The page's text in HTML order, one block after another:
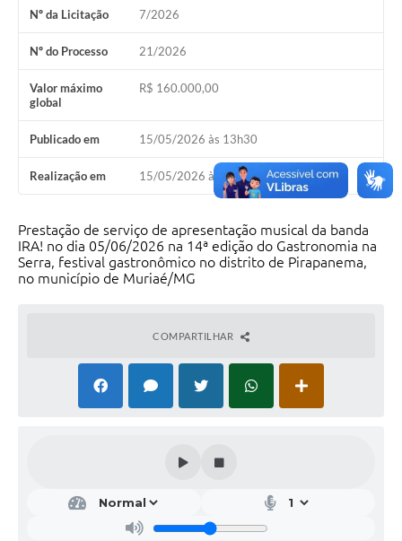
Nº da Licitação 7/2026
Nº do Processo 21/2026
Valor máximo
global
R$ 160.000,00
Publicado em 15/05/2026 às 13h30
Realização em 15/05/2026 às 13h30
Prestação de serviço de apresentação musical da banda
IRA! no dia 05/06/2026 na 14ª edição do Gastronomia na
Serra, festival gastronômico no distrito de Pirapanema,
no município de Muriaé/MG
COMPARTILHAR